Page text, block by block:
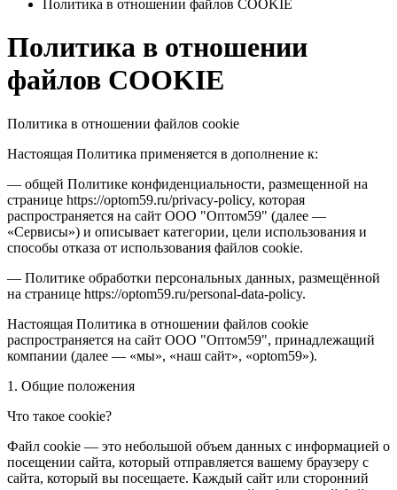
Политика в отношении файлов COOKIE
Политика в отношении
файлов COOKIE
Политика в отношении файлов cookie
Настоящая Политика применяется в дополнение к:
— общей Политике конфиденциальности, размещенной на
странице https://optom59.ru/privacy-policy, которая
распространяется на сайт ООО "Оптом59" (далее —
«Сервисы») и описывает категории, цели использования и
способы отказа от использования файлов cookie.
— Политике обработки персональных данных, размещённой
на странице https://optom59.ru/personal-data-policy.
Настоящая Политика в отношении файлов cookie
распространяется на сайт ООО "Оптом59", принадлежащий
компании (далее — «мы», «наш сайт», «optom59»).
1. Общие положения
Что такое cookie?
Файл cookie — это небольшой объем данных с информацией о
посещении сайта, который отправляется вашему браузеру с
сайта, который вы посещаете. Каждый сайт или сторонний